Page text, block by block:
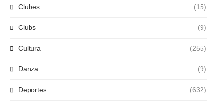
Clubes (15)
Clubs (9)
Cultura (255)
Danza (9)
Deportes (632)